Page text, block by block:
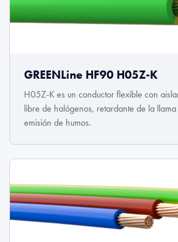
GREENLine HF90 H05Z-K
H05Z-K es un conductor flexible con
libre de halógenos, retardante de la
emisión de humos.